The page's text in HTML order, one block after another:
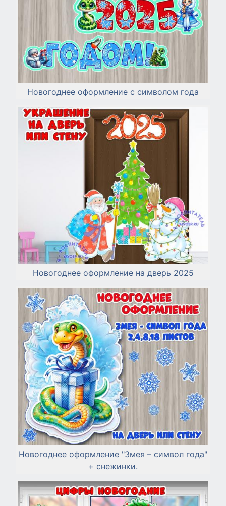
Новогоднее оформление с символом года
Новогоднее оформление на дверь 2025
Новогоднее оформление "Змея – символ года"
+ снежинки.